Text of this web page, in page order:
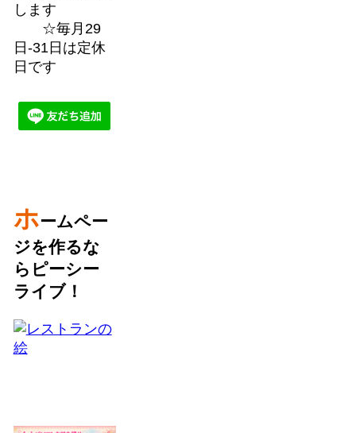
します
☆毎月29
日-31日は定休
日です
ホームペー
ジを作るな
らピーシー
ライブ！